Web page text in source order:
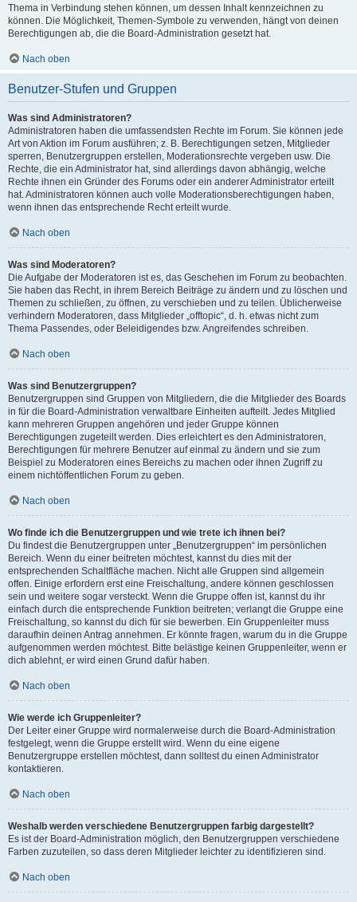
Thema in Verbindung stehen können, um dessen Inhalt kennzeichnen zu
können. Die Möglichkeit, Themen-Symbole zu verwenden, hängt von deinen
Berechtigungen ab, die die Board-Administration gesetzt hat.
Nach oben
Benutzer-Stufen und Gruppen
Was sind Administratoren?
Administratoren haben die umfassendsten Rechte im Forum. Sie können jede
Art von Aktion im Forum ausführen; z. B. Berechtigungen setzen, Mitglieder
sperren, Benutzergruppen erstellen, Moderationsrechte vergeben usw. Die
Rechte, die ein Administrator hat, sind allerdings davon abhängig, welche
Rechte ihnen ein Gründer des Forums oder ein anderer Administrator erteilt
hat. Administratoren können auch volle Moderationsberechtigungen haben,
wenn ihnen das entsprechende Recht erteilt wurde.
Nach oben
Was sind Moderatoren?
Die Aufgabe der Moderatoren ist es, das Geschehen im Forum zu beobachten.
Sie haben das Recht, in ihrem Bereich Beiträge zu ändern und zu löschen und
Themen zu schließen, zu öffnen, zu verschieben und zu teilen. Üblicherweise
verhindern Moderatoren, dass Mitglieder „offtopic“, d. h. etwas nicht zum
Thema Passendes, oder Beleidigendes bzw. Angreifendes schreiben.
Nach oben
Was sind Benutzergruppen?
Benutzergruppen sind Gruppen von Mitgliedern, die die Mitglieder des Boards
in für die Board-Administration verwaltbare Einheiten aufteilt. Jedes Mitglied
kann mehreren Gruppen angehören und jeder Gruppe können
Berechtigungen zugeteilt werden. Dies erleichtert es den Administratoren,
Berechtigungen für mehrere Benutzer auf einmal zu ändern und sie zum
Beispiel zu Moderatoren eines Bereichs zu machen oder ihnen Zugriff zu
einem nichtöffentlichen Forum zu geben.
Nach oben
Wo finde ich die Benutzergruppen und wie trete ich ihnen bei?
Du findest die Benutzergruppen unter „Benutzergruppen“ im persönlichen
Bereich. Wenn du einer beitreten möchtest, kannst du dies mit der
entsprechenden Schaltfläche machen. Nicht alle Gruppen sind allgemein
offen. Einige erfordern erst eine Freischaltung, andere können geschlossen
sein und weitere sogar versteckt. Wenn die Gruppe offen ist, kannst du ihr
einfach durch die entsprechende Funktion beitreten; verlangt die Gruppe eine
Freischaltung, so kannst du dich für sie bewerben. Ein Gruppenleiter muss
daraufhin deinen Antrag annehmen. Er könnte fragen, warum du in die Gruppe
aufgenommen werden möchtest. Bitte belästige keinen Gruppenleiter, wenn er
dich ablehnt, er wird einen Grund dafür haben.
Nach oben
Wie werde ich Gruppenleiter?
Der Leiter einer Gruppe wird normalerweise durch die Board-Administration
festgelegt, wenn die Gruppe erstellt wird. Wenn du eine eigene
Benutzergruppe erstellen möchtest, dann solltest du einen Administrator
kontaktieren.
Nach oben
Weshalb werden verschiedene Benutzergruppen farbig dargestellt?
Es ist der Board-Administration möglich, den Benutzergruppen verschiedene
Farben zuzuteilen, so dass deren Mitglieder leichter zu identifizieren sind.
Nach oben